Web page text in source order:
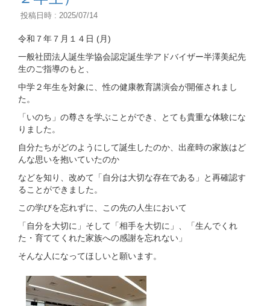
投稿日時 : 2025/07/14
令和７年７月１４日 (月)
一般社団法人誕生学協会認定誕生学アドバイザー半澤美紀先
生のご指導のもと、
中学２年生を対象に、性の健康教育講演会が開催されまし
た。
「いのち」の尊さを学ぶことができ、とても貴重な体験にな
りました。
自分たちがどのようにして誕生したのか、出産時の家族はど
んな思いを抱いていたのか
などを知り、改めて「自分は大切な存在である」と再確認す
ることができました。
この学びを忘れずに、この先の人生において
「自分を大切に」そして「相手を大切に」、「生んでくれ
た・育ててくれた家族への感謝を忘れない」
そんな人になってほしいと願います。